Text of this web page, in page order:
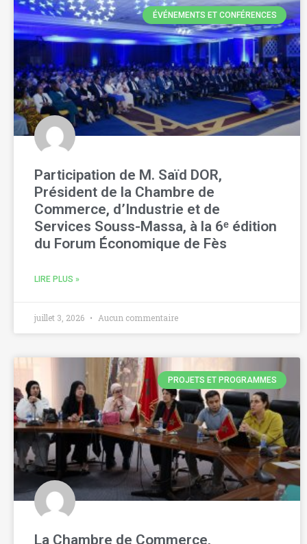
ÉVÉNEMENTS ET CONFÉRENCES
Participation de M. Saïd DOR,
Président de la Chambre de
Commerce, d’Industrie et de
Services Souss-Massa, à la 6ᵉ édition
du Forum Économique de Fès
LIRE PLUS »
juillet 3, 2026 Aucun commentaire
PROJETS ET PROGRAMMES
La Chambre de Commerce,